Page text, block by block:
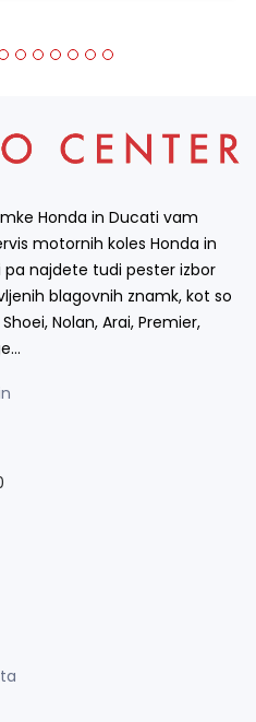
Honda in Ducati vam
motornih koles Honda in
najdete tudi pester izbor
blagovnih znamk, kot so
Nolan, Arai, Premier,